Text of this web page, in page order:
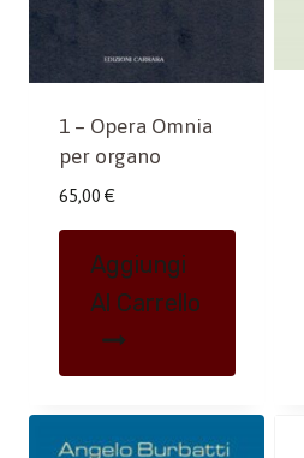
1 – Opera Omnia
per organo
65,00 €
Aggiungi
Al Carrello